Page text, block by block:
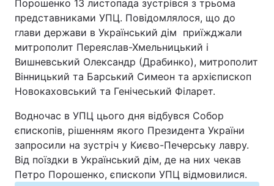
Відео з Youtube Статті
Інтерв'ю Думки
Архів Вакансії
Контакти
ПОСЛУГИ
Порошенко 13 листопада зустрівся з трьома
представниками УПЦ. Повідомлялося, що до
глави держави в Український дім приїжджали
митрополит Переяслав-Хмельницький і
Вишневський Олександр (Драбинко), митрополит
Вінницький та Барський Симеон та архієпископ
Новокаховський та Генічеський Філарет.
Водночас в УПЦ цього дня відбувся Собор
єпископів, рішенням якого Президента України
запросили на зустріч у Києво-Печерську лавру.
Від поїздки в Український дім, де на них чекав
Петро Порошенко, єпископи УПЦ відмовилися.